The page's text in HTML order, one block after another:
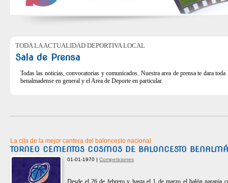
TODA LA ACTUALIDAD DEPORTIVA LOCAL
Sala de Prensa
Todas las noticias, convocatorias y comunicados. Nuestra area de prensa te dara
benalmadense en general y el Area de Deporte en particular.
La cita de la mejor cantera del baloncesto nacional
TORNEO CEMENTOS COSMOS DE BALONCESTO
01-01-1970 |Competiciones
Desde el 26 de febrero y hasta el 1 de marzo el balón naranja